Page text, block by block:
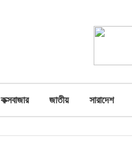
কক্সবাজার জাতীয় সারাদেশ